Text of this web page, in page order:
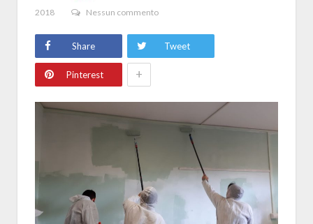
2018 Nessun commento
Share Tweet
Pinterest +